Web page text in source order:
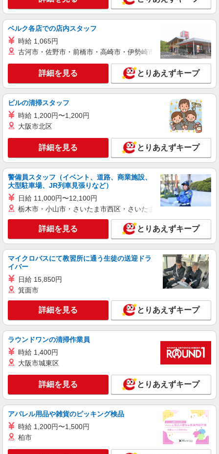
ベルク各店での店内スタッフ
時給 1,065円
古河市・佐野市・前橋市・高崎市・伊勢崎市・太田市・館林市
詳細を見る とりあえずキープ
ビルの清掃スタッフ
時給 1,200円〜1,200円
大阪市北区
詳細を見る とりあえずキープ
警備員スタッフ（イベント、道路、商業施設、
大型駐車場、JR列車見張りなど）
日給 11,000円〜12,100円
栃木市・小山市・さいたま市西区・さいたま市岩槻区・久喜市・
詳細を見る とりあえずキープ
マイクロバスにて教習所に通う生徒の送迎ドラ
イバー
日給 15,850円
箕面市
詳細を見る とりあえずキープ
ラウンドワンの清掃作業員
時給 1,400円
大阪市城東区
詳細を見る とりあえずキープ
アパレル用品や雑貨のピッキング検品
時給 1,200円〜1,500円
柏市